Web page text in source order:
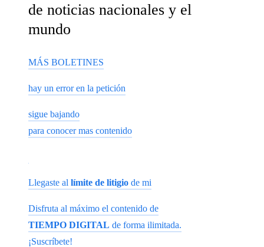
de noticias nacionales y el
mundo
MÁS BOLETINES
hay un error en la petición
sigue bajando
para conocer mas contenido
Llegaste al límite de litigio de mi
Disfruta al máximo el contenido de
TIEMPO DIGITAL de forma ilimitada.
¡Suscríbete!